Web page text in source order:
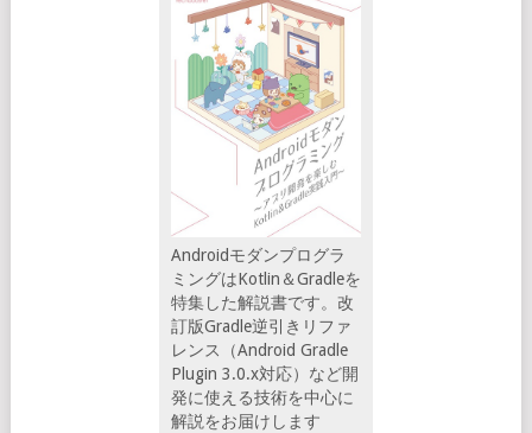
Androidモダンプログラ
ミングはKotlin＆Gradleを
特集した解説書です。改
訂版Gradle逆引きリファ
レンス（Android Gradle
Plugin 3.0.x対応）など開
発に使える技術を中心に
解説をお届けします